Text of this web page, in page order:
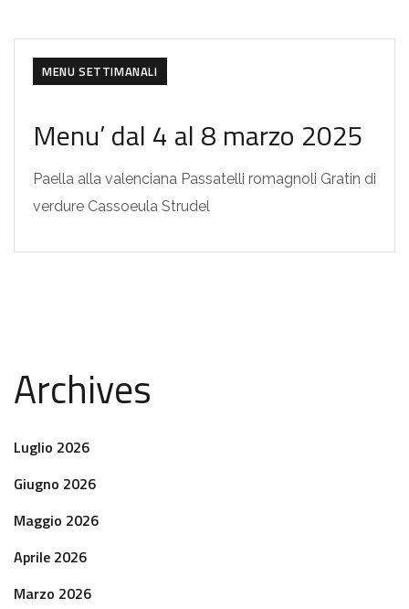
MENU SETTIMANALI
Menu’ dal 4 al 8 marzo 2025
Paella alla valenciana Passatelli romagnoli Gratin di
verdure Cassoeula Strudel
Archives
Luglio 2026
Giugno 2026
Maggio 2026
Aprile 2026
Marzo 2026